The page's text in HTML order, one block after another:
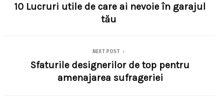
10 Lucruri utile de care ai nevoie în garajul
tău
NEXT POST
Sfaturile designerilor de top pentru
amenajarea sufrageriei